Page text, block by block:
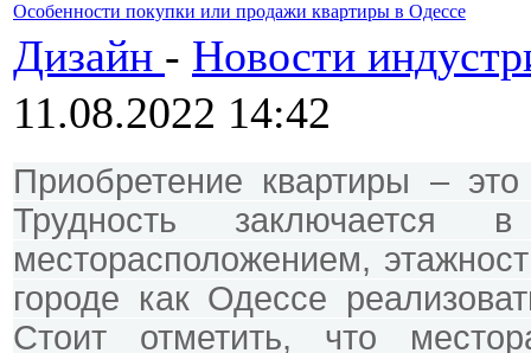
Особенности покупки или продажи квартиры в Одессе
Дизайн - Новости
11.08.2022 14:42
Приобретение квартиры –
Трудность
месторасположением,
городе как Одессе
Стоит отметить, что